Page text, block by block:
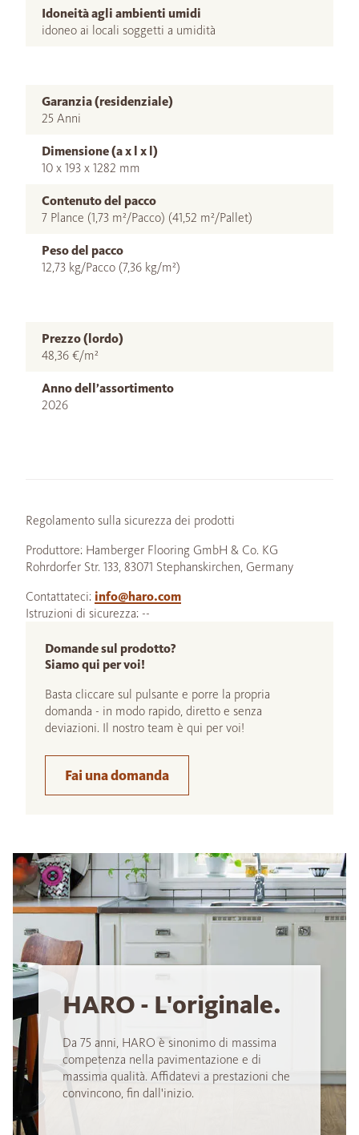
Idoneità agli ambienti umidi
idoneo ai locali soggetti a umidità
Garanzia (residenziale)
25 Anni
Dimensione (a x l x l)
10 x 193 x 1282 mm
Contenuto del pacco
7 Plance (1,73 m²/Pacco) (41,52 m²/Pallet)
Peso del pacco
12,73 kg/Pacco (7,36 kg/m²)
Prezzo (lordo)
48,36 €/m²
Anno dell’assortimento
2026
Regolamento sulla sicurezza dei prodotti
Produttore: Hamberger Flooring GmbH & Co. KG
Rohrdorfer Str. 133, 83071 Stephanskirchen, Germany
Contattateci: info@haro.com
Istruzioni di sicurezza: --
Domande sul prodotto?
Siamo qui per voi!
Basta cliccare sul pulsante e porre la propria
domanda - in modo rapido, diretto e senza
deviazioni. Il nostro team è qui per voi!
Fai una domanda
HARO - L'originale.
Da 75 anni, HARO è sinonimo di massima
competenza nella pavimentazione e di
massima qualità. Affidatevi a prestazioni che
convincono, fin dall'inizio.